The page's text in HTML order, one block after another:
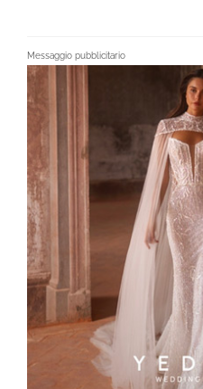
Messaggio pubblicitario